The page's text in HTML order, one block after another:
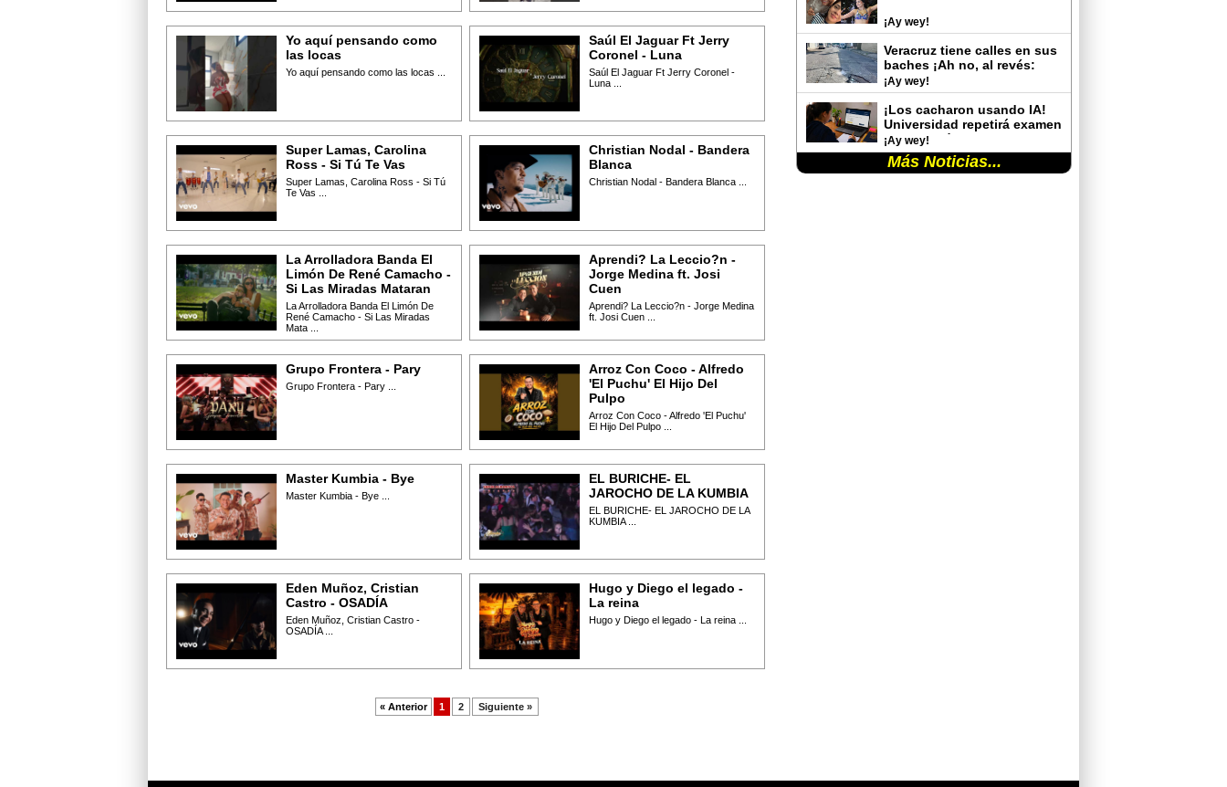
¡Ay wey!
Veracruz tiene calles en sus
baches ¡Ah no, al revés:
baches en sus calles!
¡Ay wey!
¡Los cacharon usando IA!
Universidad repetirá examen
de admisión tras detectar
trampas de aspirantes
¡Ay wey!
Más Noticias...
Yo aquí pensando como
las locas
Yo aquí pensando como las locas ...
Saúl El Jaguar Ft Jerry
Coronel - Luna
Saúl El Jaguar Ft Jerry Coronel -
Luna ...
Super Lamas, Carolina
Ross - Si Tú Te Vas
Super Lamas, Carolina Ross - Si Tú
Te Vas ...
Christian Nodal - Bandera
Blanca
Christian Nodal - Bandera Blanca ...
La Arrolladora Banda El
Limón De René Camacho -
Si Las Miradas Mataran
La Arrolladora Banda El Limón De
René Camacho - Si Las Miradas
Mata ...
Aprendi? La Leccio?n -
Jorge Medina ft. Josi
Cuen
Aprendi? La Leccio?n - Jorge Medina
ft. Josi Cuen ...
Grupo Frontera - Pary
Grupo Frontera - Pary ...
Arroz Con Coco - Alfredo
'El Puchu' El Hijo Del
Pulpo
Arroz Con Coco - Alfredo 'El Puchu'
El Hijo Del Pulpo ...
Master Kumbia - Bye
Master Kumbia - Bye ...
EL BURICHE- EL
JAROCHO DE LA KUMBIA
EL BURICHE- EL JAROCHO DE LA
KUMBIA ...
Eden Muñoz, Cristian
Castro - OSADÍA
Eden Muñoz, Cristian Castro -
OSADÍA ...
Hugo y Diego el legado -
La reina
Hugo y Diego el legado - La reina ...
« Anterior 1 2 Siguiente »